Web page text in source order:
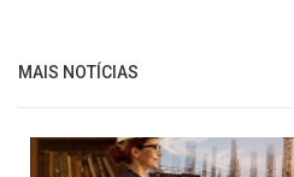
MAIS NOTÍCIAS